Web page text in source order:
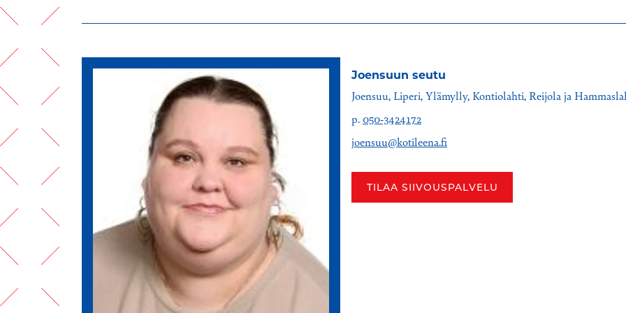
Joensuun seutu
Joensuu, Liperi, Ylämylly, Kontiolahti, Reijola ja
p. 050-3424172
joensuu@kotileena.fi
TILAA SIIVOUSPALVELU